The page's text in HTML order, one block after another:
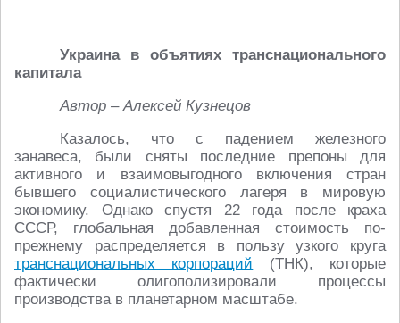
Украина в объятиях транснационального
капитала
Автор – Алексей Кузнецов
Казалось, что с падением железного
занавеса, были сняты последние препоны для
активного и взаимовыгодного включения стран
бывшего социалистического лагеря в мировую
экономику. Однако спустя 22 года после краха
СССР, глобальная добавленная стоимость по-
прежнему распределяется в пользу узкого круга
транснациональных корпораций (ТНК), которые
фактически олигополизировали процессы
производства в планетарном масштабе.